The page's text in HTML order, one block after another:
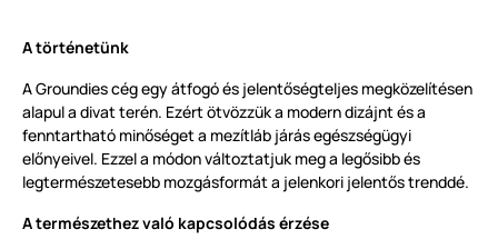
A történetünk
A Groundies cég egy átfogó és jelentőségteljes megközelítésen
alapul a divat terén. Ezért ötvözzük a modern dizájnt és a
fenntartható minőséget a mezítláb járás egészségügyi
előnyeivel. Ezzel a módon változtatjuk meg a legősibb és
legtermészetesebb mozgásformát a jelenkori jelentős trenddé.
A természethez való kapcsolódás érzése